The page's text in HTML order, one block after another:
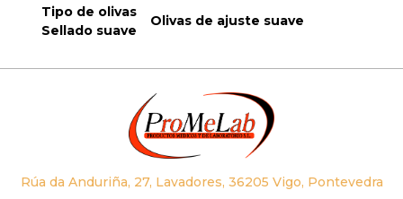
Tipo de olivas
Sellado suave
Olivas de ajuste suave
Rúa da Anduriña, 27, Lavadores, 36205 Vigo, Pontevedra